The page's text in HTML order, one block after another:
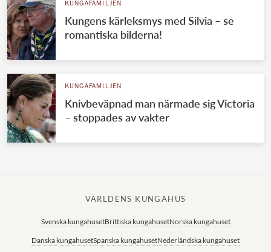
KUNGAFAMILJEN
Kungens kärleksmys med Silvia – se
romantiska bilderna!
KUNGAFAMILJEN
Knivbeväpnad man närmade sig Victoria
– stoppades av vakter
VÄRLDENS KUNGAHUS
Svenska kungahusetBrittiska kungahusetNorska kungahuset
Danska kungahusetSpanska kungahusetNederländska kungahuset